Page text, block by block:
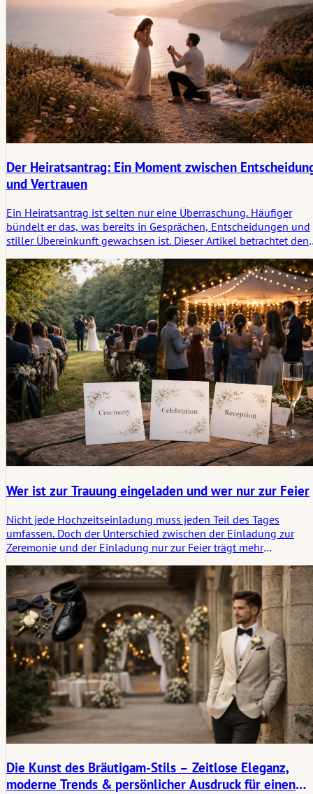
Der Heiratsantrag: Ein Moment zwischen
und Vertrauen
Ein Heiratsantrag ist selten nur eine Überraschung. Häufiger
bündelt er das, was bereits in Gesprächen, Entscheidungen und
stiller Übereinkunft gewachsen ist. Dieser Artikel betrachtet den
Vertrauen, während er nah an der gelebten Erfahrung, der
Ringwahl, der Geste, dem Timing und der offenen Realität
dessen bleibt, was folgen mag.
Wer ist zur Trauung eingeladen und wer nur zur Feier
Nicht jede Hochzeitseinladung muss jeden Teil des Tages
umfassen. Doch der Unterschied zwischen der Einladung zur
Zeremonie und der Einladung nur zur Feier trägt mehr
beleuchtet, wie man diese Unterscheidung klar, würdevoll und
auf eine Weise trifft, die sowohl dem rituellen Gewicht der
Zeremonie als auch der sozialen Realität der Feier gerecht wird.
Die Kunst des Bräutigam-Stils – Zeitlose Eleganz,
moderne Trends & persönlicher Ausdruck für einen